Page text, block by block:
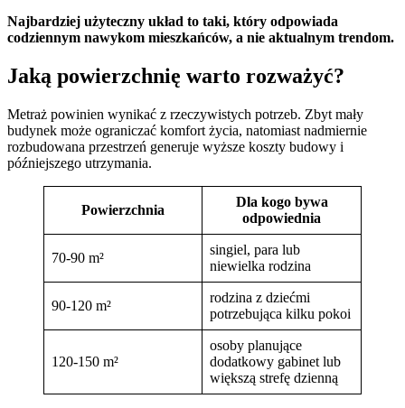
Najbardziej użyteczny układ to taki, który odpowiada
codziennym nawykom mieszkańców, a nie aktualnym trendom.
Jaką powierzchnię warto rozważyć?
Metraż powinien wynikać z rzeczywistych potrzeb. Zbyt mały
budynek może ograniczać komfort życia, natomiast nadmiernie
rozbudowana przestrzeń generuje wyższe koszty budowy i
późniejszego utrzymania.
Powierzchnia
Dla kogo bywa
odpowiednia
70-90 m²
singiel, para lub
niewielka rodzina
90-120 m²
rodzina z dziećmi
potrzebująca kilku pokoi
120-150 m²
osoby planujące
dodatkowy gabinet lub
większą strefę dzienną